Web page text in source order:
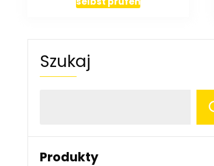
Szukaj
Produkty